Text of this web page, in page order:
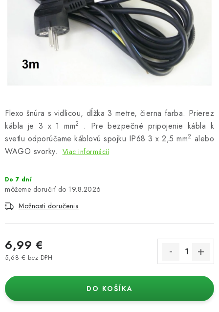
Hodnotenie obchodu O nákupu
Blog
Obchodné podmienky
Predávané značky
Kontakt
Podmienky o ochrane osobných údajov
Flexo šnúra s vidlicou, dĺžka 3 metre, čierna farba. Prierez
kábla je 3 x 1 mm2
. Pre bezpečné pripojenie kábla k
svetlu odporúčame káblovú spojku IP68 3 x 2,5 mm2 alebo
WAGO svorky. Viac informácií
Do 7 dní
19.8.2026
Možnosti doručenia
6,99 €
5,68 € bez DPH
DO KOŠÍKA